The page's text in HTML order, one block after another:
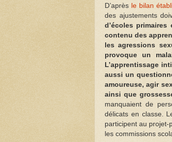
D’après le bilan
des ajustements
d’écoles
contenu des
les agressions
provoque un
L’apprentissage
aussi un
amoureuse, agir
ainsi que
manquaient de
délicats en classe.
participent au projet-
les commissions